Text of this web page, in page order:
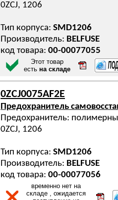
0ZCJ, 1206
Тип корпуса: SMD1206
Производитель: BELFUSE
код товара: 00-00077055
Этот товар
есть на складе
0ZCJ0075AF2E
Предохранитель
Предохранитель:
0ZCJ, 1206
Тип корпуса: SMD1206
Производитель: BELFUSE
код товара: 00-00077056
временно нет на
складе , ожидается